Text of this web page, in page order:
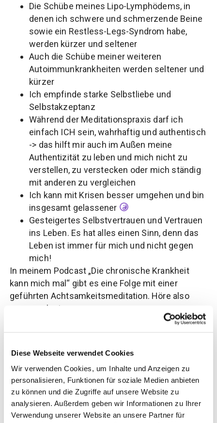
Diese Webseite verwendet Cookies
Wir verwenden Cookies, um Inhalte und Anzeigen zu
personalisieren, Funktionen für soziale Medien anbieten
zu können und die Zugriffe auf unsere Website zu
analysieren. Außerdem geben wir Informationen zu Ihrer
Verwendung unserer Website an unsere Partner für
Die Schübe meines Lipo-Lymphödems, in
denen ich schwere und schmerzende Beine
sowie ein Restless-Legs-Syndrom habe,
werden kürzer und seltener
Auch die Schübe meiner weiteren
Autoimmunkrankheiten werden seltener und
kürzer
Ich empfinde starke Selbstliebe und
Selbstakzeptanz
Während der Meditationspraxis darf ich
einfach ICH sein, wahrhaftig und authentisch
-> das hilft mir auch im Außen meine
Authentizität zu leben und mich nicht zu
verstellen, zu verstecken oder mich ständig
mit anderen zu vergleichen
Ich kann mit Krisen besser umgehen und bin
insgesamt gelassener
Gesteigertes Selbstvertrauen und Vertrauen
ins Leben. Es hat alles einen Sinn, denn das
Leben ist immer für mich und nicht gegen
mich!
In meinem Podcast „Die chronische Krankheit
kann mich mal“ gibt es eine Folge mit einer
geführten Achtsamkeitsmeditation. Höre also
gerne mal rein.
Facebook für Impulse zum Thema „Lifestyle und
(Autoimmun-) Erkrankung“. Ich freue mich immer
über Erfahrungsberichte und Austausch. Schreibe
mir dort gerne, ob und welche Erfahrungen Du mit
Meditation gemacht hast und welche Fragen Du